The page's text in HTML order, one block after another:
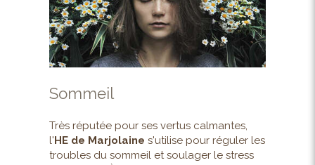
Sommeil
Très réputée pour ses vertus calmantes,
l'HE de Marjolaine s'utilise pour réguler les
troubles du sommeil et soulager le stress